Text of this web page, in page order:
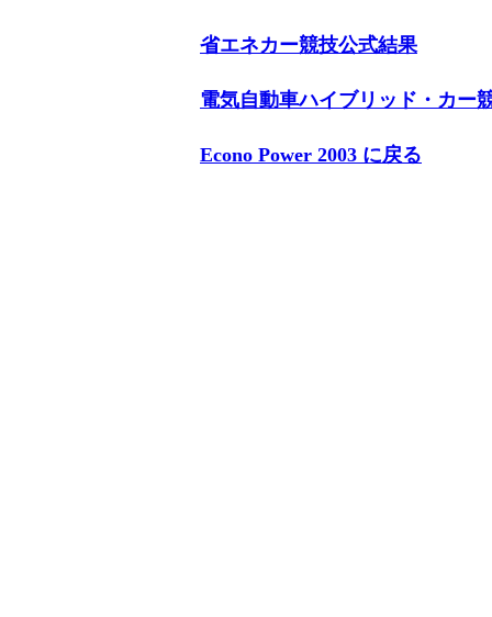
省エネカー競技公式結果
電気自動車ハイブリッド・カー
Econo Power 2003 に戻る